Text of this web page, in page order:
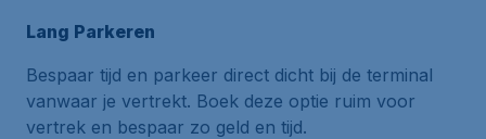
Lang Parkeren
Bespaar tijd en parkeer direct dicht bij de terminal
vanwaar je vertrekt. Boek deze optie ruim voor
vertrek en bespaar zo geld en tijd.